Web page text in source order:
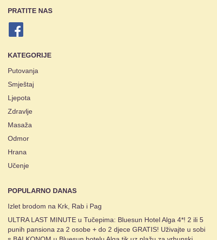
PRATITE NAS
KATEGORIJE
Putovanja
Smještaj
Ljepota
Zdravlje
Masaža
Odmor
Hrana
Učenje
POPULARNO DANAS
Izlet brodom na Krk, Rab i Pag
ULTRA LAST MINUTE u Tučepima: Bluesun Hotel Alga 4*! 2 ili 5
punih pansiona za 2 osobe + do 2 djece GRATIS! Uživajte u sobi